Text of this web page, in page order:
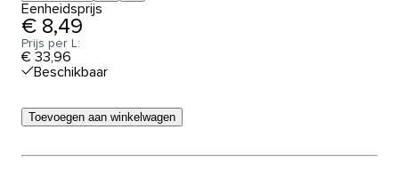
Eenheidsprijs
€ 8,49
Prijs per L:
€ 33,96
Beschikbaar
Toevoegen aan winkelwagen